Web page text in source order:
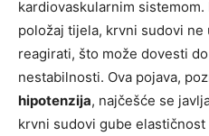
kardiovaskularnim
položaj tijela, krvni sudovi
reagirati, što može dovesti do
nestabilnosti. Ova pojava,
hipotenzija, najčešće se
krvni sudovi gube elastičnost